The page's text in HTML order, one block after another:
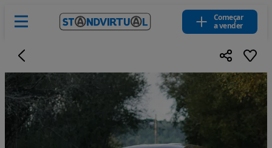
Começar
a vender